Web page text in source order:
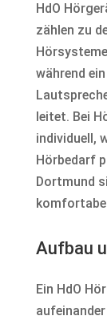
HdO
zählen zu
während
leitet. Bei
individuell,
Hörbedarf
Dortmund
Aufbau
Ein HdO